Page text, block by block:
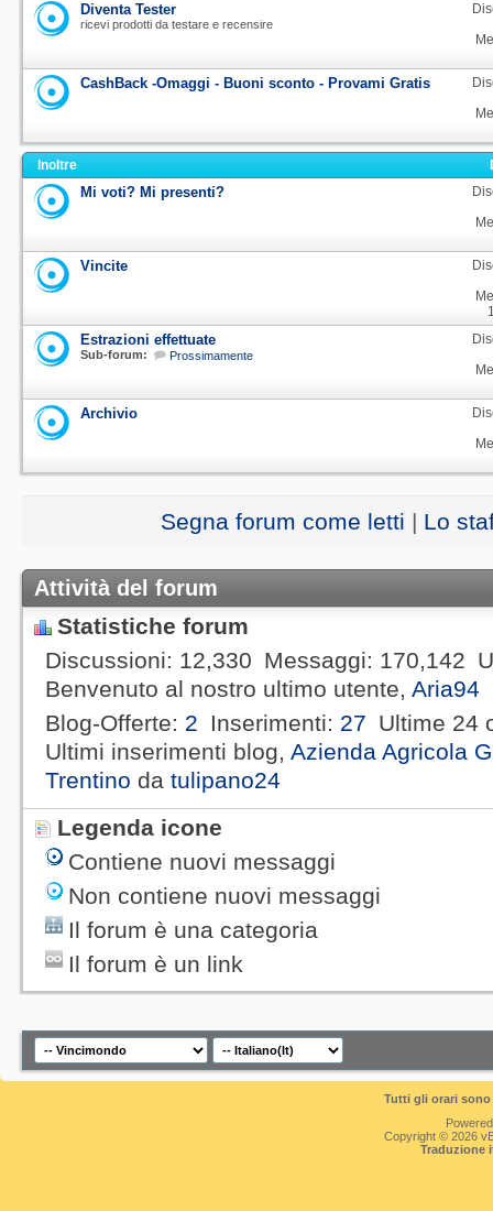
Diventa Tester
ricevi prodotti da testare e recensire
CashBack -Omaggi - Buoni sconto - Provami Gratis
Inoltre
Mi voti? Mi presenti?
Vincite
Estrazioni effettuate
Sub-forum: Prossimamente
Archivio
Segna forum come letti | Lo
Attività del forum
Statistiche forum
Discussioni 12,330 Messaggi 170,142
Benvenuto al nostro ultimo utente, Aria94
Blog-Offerte 2 Inserimenti 27 Ultime 24
Ultimi inserimenti blog, Azienda Agricola
Trentino da tulipano24
Legenda icone
Contiene nuovi messaggi
Non contiene nuovi messaggi
Il forum è una categoria
Il forum è un link
Tutti gli orari
Copyright © 2026
Traduzione